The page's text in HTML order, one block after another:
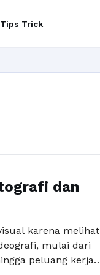
Tips Trick
dan
karena melihat
mulai dari
peluang kerja